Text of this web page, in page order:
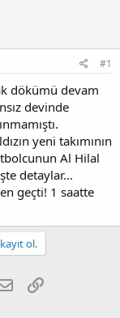
#1
dökümü devam
devinde
yeni takımının
Al Hilal
detaylar...
geçti! 1 saatte
ol.
E-posta